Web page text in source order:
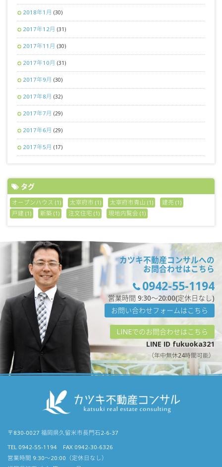
2018年1月 (30)
2017年12月 (31)
2017年11月 (30)
2017年10月 (31)
2017年9月 (30)
2017年8月 (32)
2017年7月 (29)
2017年6月 (29)
2017年5月 (17)
タグ
オープンハウス (1) 太宰府市 (1) 太宰府市青山 (1) 建売 (1)
戸建 (1) 新築 (1) 注文住宅 (1) 現地内覧会 (1)
カツキ不動産コンサルへの
お問合わせはこちら
0942-55-1194
営業時間 9:30〜20:00(定休日なし)
お問い合わせフォームはこちら
LINEでのお問合わせはこちら
LINE ID fukuoka321
（年中無休24時間可能）
〒830-0027 福岡県久留米市長門石2-6-37
TEL 0942-55-1194 FAX 0942-30-6326
営業時間 9:30〜20:00（定休日なし）